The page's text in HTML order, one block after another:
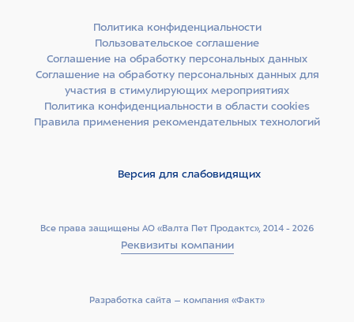
дегидрированное мясо курицы**, минеральные
вещества, рыбий жир (лососевый жир)*, клетчатка
гороха, пивные дрожжи, сухая свекольная пульпа,
ксилоолигосахариды (XOS 0,4%), юкка шидигера,
семена расторопши (0,02%), продукты и субпродукты
обработки свежих фруктов и овощей (концентрат
сока дыни (Cucumis melo cantalupensis) источник
супероксиддисмутазы 0,005%), сухой молочный
Все права защищены АО «Валта Пет Продактс», 2014 - 2026
Реквизиты компании
Политика конфиденциальности
Пользовательское соглашение
Соглашение на обработку персональных данных
Соглашение на обработку персональных данных для
участия в стимулирующих мероприятиях
Политика конфиденциальности в области cookies
Правила применения рекомендательных технологий
Версия для слабовидящих
Разработка сайта –­ компания «Факт»